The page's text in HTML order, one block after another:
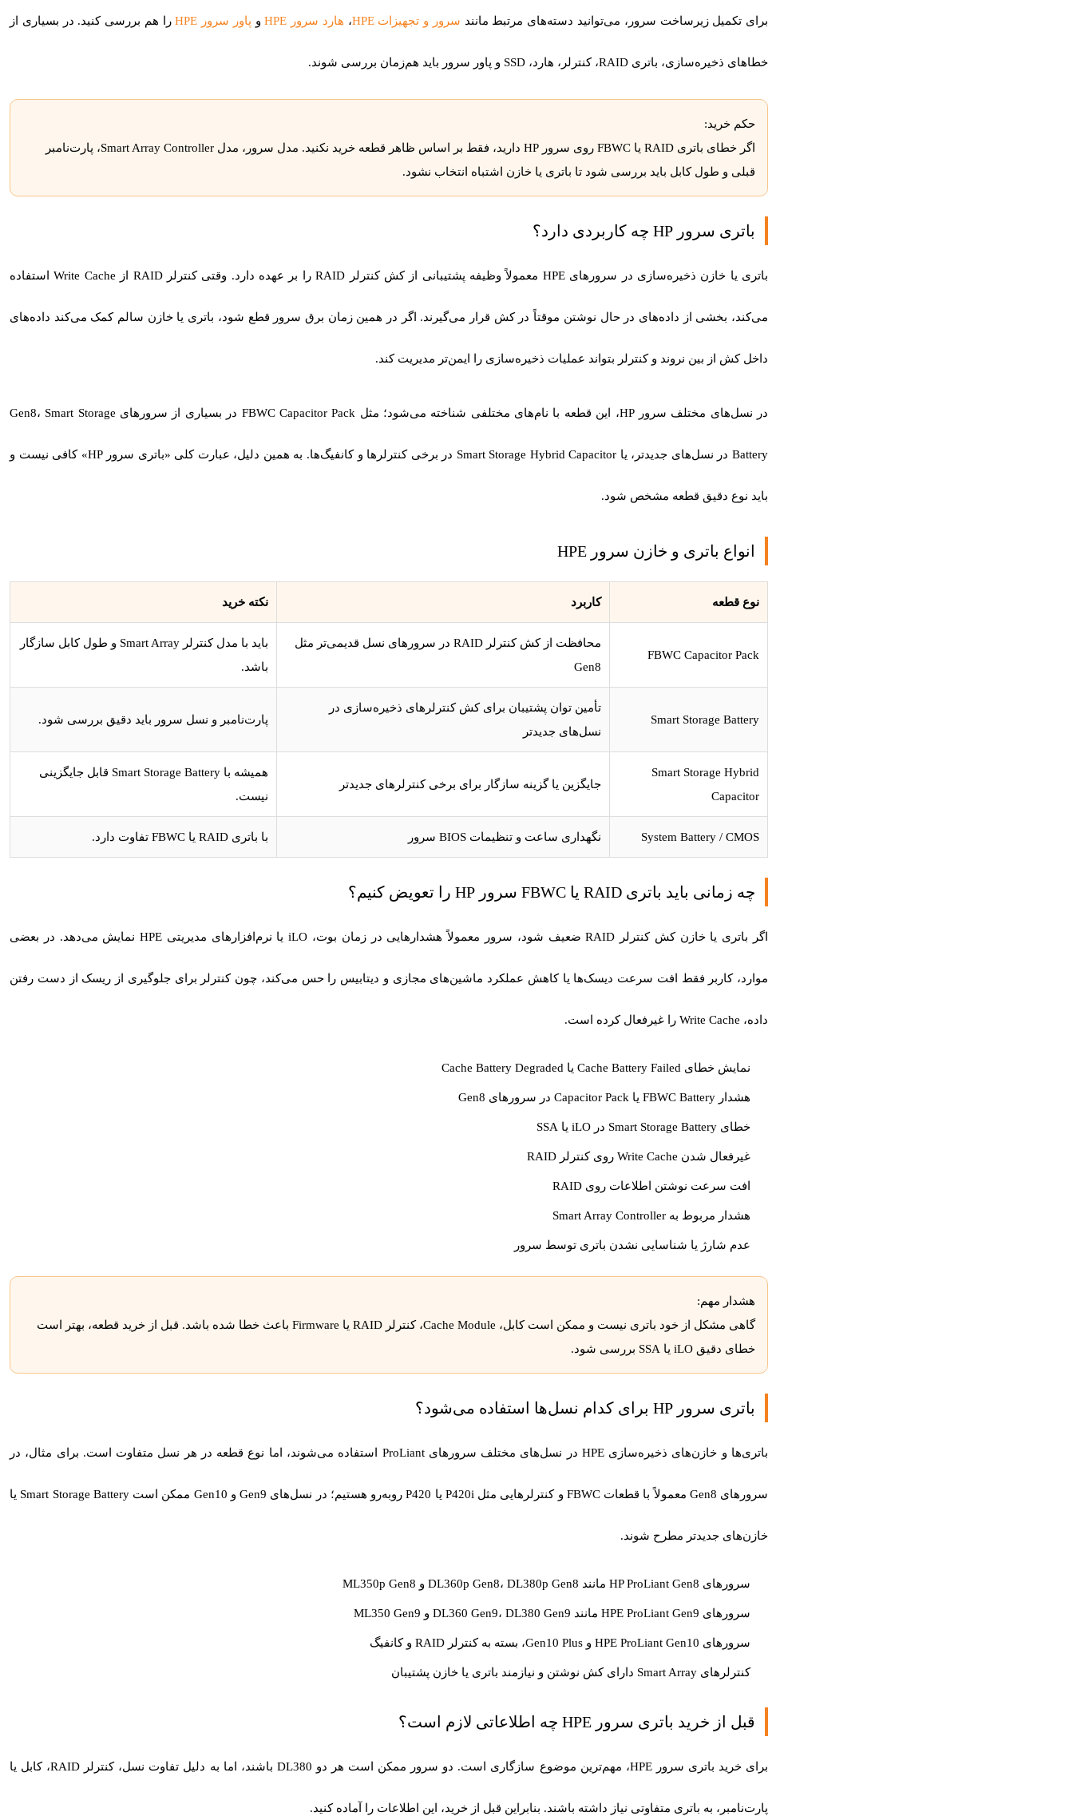
برای تکمیل زیرساخت سرور، می‌توانید دسته‌های مرتبط مانند سرور و تجهیزات HPE ، هارد سرور HPE و پاور سرور HPE را هم بررسی کنید. در بسیاری از
خطاهای ذخیره‌سازی، باتری RAID، کنترلر، هارد، SSD و پاور سرور باید هم‌زمان بررسی شوند.
حکم خرید:
اگر خطای باتری RAID یا FBWC روی سرور HP دارید، فقط بر اساس ظاهر قطعه خرید نکنید. مدل سرور، مدل Smart Array Controller، پارت‌نامبر
قبلی و طول کابل باید بررسی شود تا باتری یا خازن اشتباه انتخاب نشود.
باتری سرور HP چه کاربردی دارد؟
باتری یا خازن ذخیره‌سازی در سرورهای HPE معمولاً وظیفه پشتیبانی از کش کنترلر RAID را بر عهده دارد. وقتی کنترلر RAID از Write Cache استفاده
می‌کند، بخشی از داده‌های در حال نوشتن موقتاً در کش قرار می‌گیرند. اگر در همین زمان برق سرور قطع شود، باتری یا خازن سالم کمک می‌کند داده‌های
داخل کش از بین نروند و کنترلر بتواند عملیات ذخیره‌سازی را ایمن‌تر مدیریت کند.
در نسل‌های مختلف سرور HP، این قطعه با نام‌های مختلفی شناخته می‌شود؛ مثل FBWC Capacitor Pack در بسیاری از سرورهای Gen8، Smart Storage
Batteryدر نسل‌های جدیدتر، یا Smart Storage Hybrid Capacitor در برخی کنترلرها و کانفیگ‌ها. به همین دلیل، عبارت کلی «باتری سرور HP» کافی نیست و
باید نوع دقیق قطعه مشخص شود.
انواع باتری و خازن سرور HPE
نوع قطعه کاربرد نکته خرید
FBWC Capacitor Pack
محافظت از کش کنترلر RAID در سرورهای نسل قدیمی‌تر مثل
Gen8
باید با مدل کنترلر Smart Array و طول کابل سازگار
باشد.
Smart Storage Battery
تأمین توان پشتیبان برای کش کنترلرهای ذخیره‌سازی در
نسل‌های جدیدتر
پارت‌نامبر و نسل سرور باید دقیق بررسی شود.
Smart Storage Hybrid
Capacitor
جایگزین یا گزینه سازگار برای برخی کنترلرهای جدیدتر
همیشه با Smart Storage Battery قابل جایگزینی
نیست.
System Battery / CMOS نگهداری ساعت و تنظیمات BIOS سرور با باتری RAID یا FBWC تفاوت دارد.
چه زمانی باید باتری RAID یا FBWC سرور HP را تعویض کنیم؟
اگر باتری یا خازن کش کنترلر RAID ضعیف شود، سرور معمولاً هشدارهایی در زمان بوت، iLO یا نرم‌افزارهای مدیریتی HPE نمایش می‌دهد. در بعضی
موارد، کاربر فقط افت سرعت دیسک‌ها یا کاهش عملکرد ماشین‌های مجازی و دیتابیس را حس می‌کند، چون کنترلر برای جلوگیری از ریسک از دست رفتن
داده، Write Cache را غیرفعال کرده است.
نمایش خطای Cache Battery Failed یا Cache Battery Degraded
هشدار FBWC Battery یا Capacitor Pack در سرورهای Gen8
خطای Smart Storage Battery در iLO یا SSA
غیرفعال شدن Write Cache روی کنترلر RAID
افت سرعت نوشتن اطلاعات روی RAID
هشدار مربوط به Smart Array Controller
عدم شارژ یا شناسایی نشدن باتری توسط سرور
هشدار مهم:
گاهی مشکل از خود باتری نیست و ممکن است کابل، Cache Module، کنترلر RAID یا Firmware باعث خطا شده باشد. قبل از خرید قطعه، بهتر است
خطای دقیق iLO یا SSA بررسی شود.
باتری سرور HP برای کدام نسل‌ها استفاده می‌شود؟
باتری‌ها و خازن‌های ذخیره‌سازی HPE در نسل‌های مختلف سرورهای ProLiant استفاده می‌شوند، اما نوع قطعه در هر نسل متفاوت است. برای مثال، در
سرورهای Gen8 معمولاً با قطعات FBWC و کنترلرهایی مثل P420i یا P420 روبه‌رو هستیم؛ در نسل‌های Gen9 و Gen10 ممکن است Smart Storage Battery یا
خازن‌های جدیدتر مطرح شوند.
سرورهای HP ProLiant Gen8 مانند DL360p Gen8، DL380p Gen8 و ML350p Gen8
سرورهای HPE ProLiant Gen9 مانند DL360 Gen9، DL380 Gen9 و ML350 Gen9
سرورهای HPE ProLiant Gen10 و Gen10 Plus، بسته به کنترلر RAID و کانفیگ
کنترلرهای Smart Array دارای کش نوشتن و نیازمند باتری یا خازن پشتیبان
قبل از خرید باتری سرور HPE چه اطلاعاتی لازم است؟
برای خرید باتری سرور HPE، مهم‌ترین موضوع سازگاری است. دو سرور ممکن است هر دو DL380 باشند، اما به دلیل تفاوت نسل، کنترلر RAID، کابل یا
پارت‌نامبر، به باتری متفاوتی نیاز داشته باشند. بنابراین قبل از خرید، این اطلاعات را آماده کنید.